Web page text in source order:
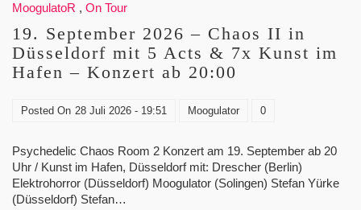
MoogulatoR , On Tour
19. September 2026 – Chaos II in
Düsseldorf mit 5 Acts & 7x Kunst im
Hafen – Konzert ab 20:00
Posted On 28 Juli 2026 - 19:51 Moogulator 0
Psychedelic Chaos Room 2 Konzert am 19. September ab 20
Uhr / Kunst im Hafen, Düsseldorf mit: Drescher (Berlin)
Elektrohorror (Düsseldorf) Moogulator (Solingen) Stefan Yürke
(Düsseldorf) Stefan…